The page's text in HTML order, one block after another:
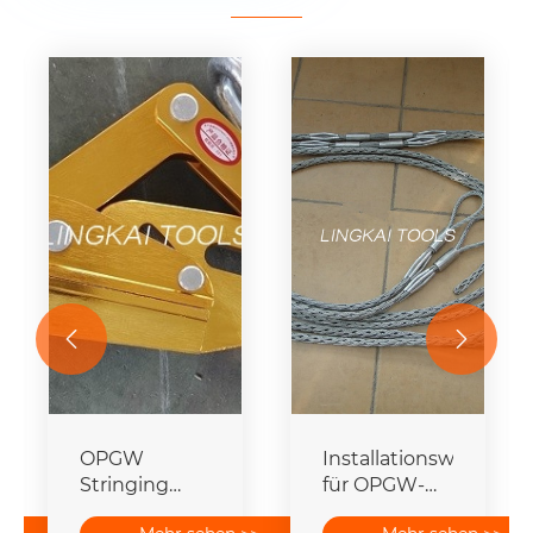
OPGW
Stringing
Tools Auto
für OPGW-
Steckverbindungen
 